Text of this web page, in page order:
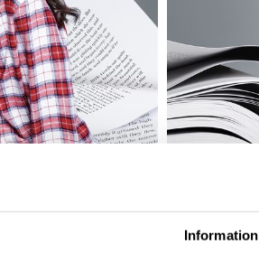
Information